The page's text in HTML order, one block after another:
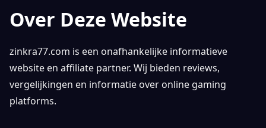
Over Deze Website
zinkra77.com is een onafhankelijke informatieve
website en affiliate partner. Wij bieden reviews,
vergelijkingen en informatie over online gaming
platforms.